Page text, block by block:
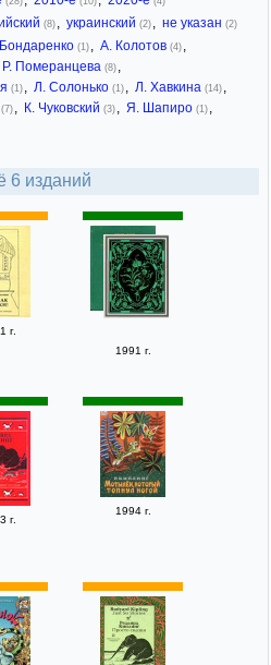
(8) украинский (2) не указан (2)
(1) А. Колотов (4)
Р. Померанцева (8)
(1) Л. Солонько (1) Л. Хавкина (14)
(7) К. Чуковский (3) Я. Шапиро (1)
6 изданий
г.
1991 г.
г.
1994 г.